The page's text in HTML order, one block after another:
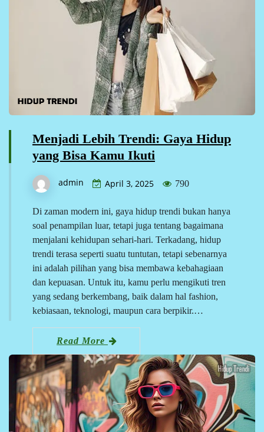
Menjadi Lebih Trendi: Gaya Hidup
yang Bisa Kamu Ikuti
admin April 3, 2025 790
Di zaman modern ini, gaya hidup trendi bukan hanya
soal penampilan luar, tetapi juga tentang bagaimana
menjalani kehidupan sehari-hari. Terkadang, hidup
trendi terasa seperti suatu tuntutan, tetapi sebenarnya
ini adalah pilihan yang bisa membawa kebahagiaan
dan kepuasan. Untuk itu, kamu perlu mengikuti tren
yang sedang berkembang, baik dalam hal fashion,
kebiasaan, teknologi, maupun cara berpikir.…
Read More